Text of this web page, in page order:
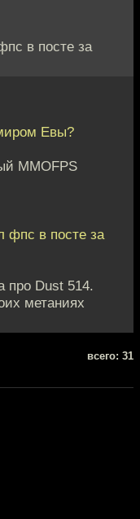
в посте за
Евы?
ММОFPS
фпс в посте за
про Dust 514.
метаниях
всего: 31